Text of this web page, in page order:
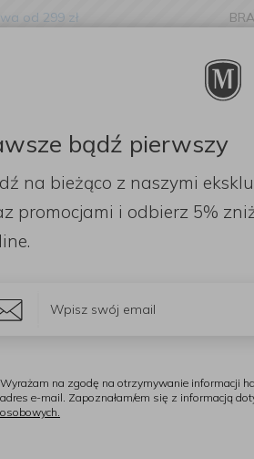
od 299 zł
DODATKI OGRÓD
language is not Polish. Would you
website?
Stay here Switch to
bądź pierwszy
na bieżąco z naszymi
promocjami i odbierz 5%
Wyrażam na zgodę na otrzymywanie informacji
adres e-mail. Zapoznałam/em się z informacją
osobowych.